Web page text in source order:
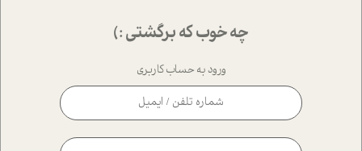
چه خوب که برگشتی :)
ورود به حساب کاربری